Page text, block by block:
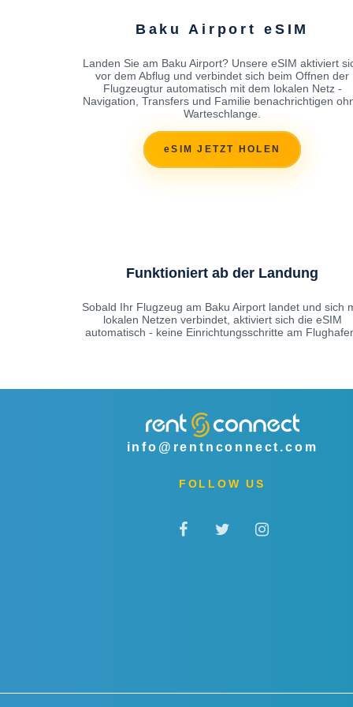
Baku Airport eSIM
Landen Sie am Baku Airport? Unsere eSIM aktiviert
vor dem Abflug und verbindet sich beim Offnen der
Flugzeugtur automatisch mit dem lokalen Netz -
Navigation, Transfers und Familie benachrichtigen
Warteschlange.
eSIM JETZT HOLEN
Funktioniert ab der Landung
Sobald Ihr Flugzeug am Baku Airport landet und sich
lokalen Netzen verbindet, aktiviert sich die eSIM
automatisch - keine Einrichtungsschritte am
info@rentnconnect.com
FOLLOW US